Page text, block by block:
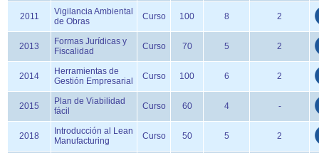
2011
Vigilancia Ambiental
de Obras
Curso 100 8 2
2013
Formas Jurídicas y
Fiscalidad
Curso 70 5 2
2014
Herramientas de
Gestión Empresarial
Curso 100 6 2
2015
Plan de Viabilidad
fácil
Curso 60 4 -
2018
Introducción al Lean
Manufacturing
Curso 50 5 2